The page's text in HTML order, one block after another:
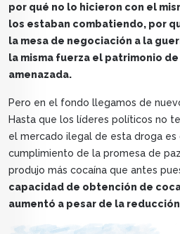
por qué no lo hicieron con el
los estaban combatiendo, por
la mesa de negociación a la
la misma fuerza el patrimonio
amenazada.
Pero en el fondo llegamos de
Hasta que los líderes políticos no
el mercado ilegal de esta droga es
cumplimiento de la promesa de
produjo más cocaína que antes
capacidad de obtención de
aumentó a pesar de la